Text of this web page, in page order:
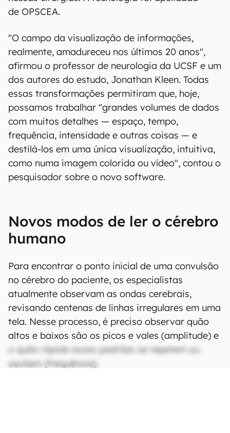
de OPSCEA.
"O campo da visualização de informações,
realmente, amadureceu nos últimos 20 anos",
afirmou o professor de neurologia da UCSF e um
dos autores do estudo, Jonathan Kleen. Todas
essas transformações permitiram que, hoje,
possamos trabalhar "grandes volumes de dados
com muitos detalhes — espaço, tempo,
frequência, intensidade e outras coisas — e
destilá-los em uma única visualização, intuitiva,
como numa imagem colorida ou vídeo", contou o
pesquisador sobre o novo software.
Novos modos de ler o cérebro
humano
Para encontrar o ponto inicial de uma convulsão
no cérebro do paciente, os especialistas
atualmente observam as ondas cerebrais,
revisando centenas de linhas irregulares em uma
tela. Nesse processo, é preciso observar quão
altos e baixos são os picos e vales (amplitude) e
o quão rápido esses padrões se repetem ou
oscilam (frequência).